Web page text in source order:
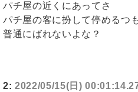
パチ屋の近くにあってさ
パチ屋の客に扮して停めるつ
普通にばれないよな？
2: 2022/05/15(日)